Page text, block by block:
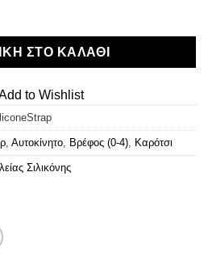
- Ιμάντας Ασφαλείας Σιλικόνης
ΣΤΟ ΚΑΛΆΘΙ
to Wishlist
Αυτοκίνητο Βρέφος (0-4) Καρότσι
Σιλικόνης